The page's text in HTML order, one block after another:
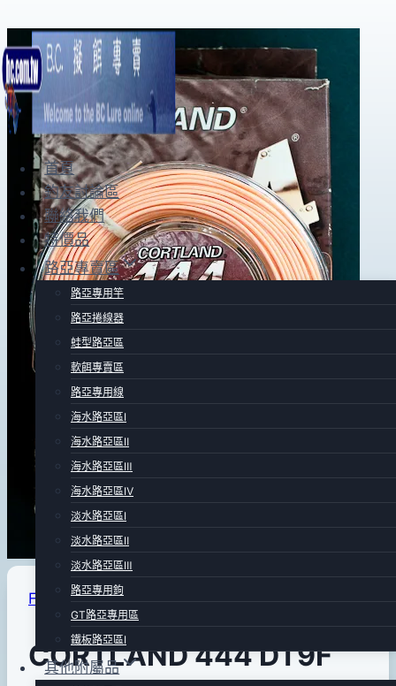
Skip
to
content
首頁
釣友討論區
聯絡我們
特價品
路亞專賣區
路亞專用竿
路亞捲線器
蛙型路亞區
軟餌專賣區
路亞專用線
海水路亞區Ⅰ
海水路亞區Ⅱ
海水路亞區Ⅲ
海水路亞區Ⅳ
淡水路亞區Ⅰ
淡水路亞區Ⅱ
淡水路亞區Ⅲ
路亞專用鉤
GT路亞專用區
鐵板路亞區Ⅰ
其他附屬品
FLY專用線|FLY專賣區
CORTLAND 444 DT9F